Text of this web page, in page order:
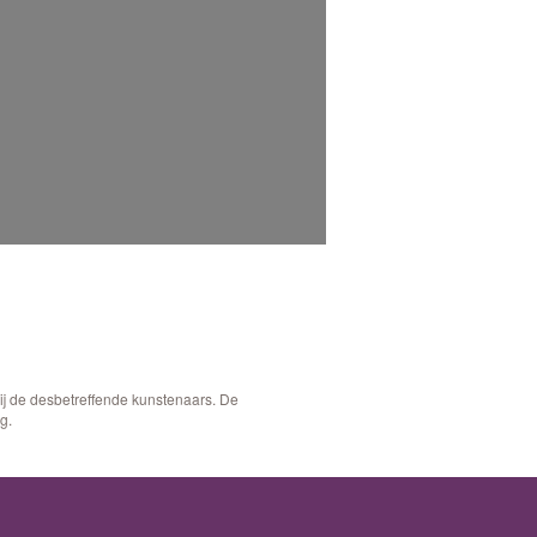
de desbetreffende kunstenaars. De